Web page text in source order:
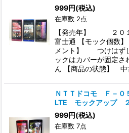
999円(税込)
在庫数 2点
【発売年】 ２０
富士通 【モック個数
メント】 つけはず
ックはカバーが固定さ
ん 【商品の状態】
ＮＴＴドコモ Ｆ－
LTE モックアップ
999円(税込)
在庫数 7点